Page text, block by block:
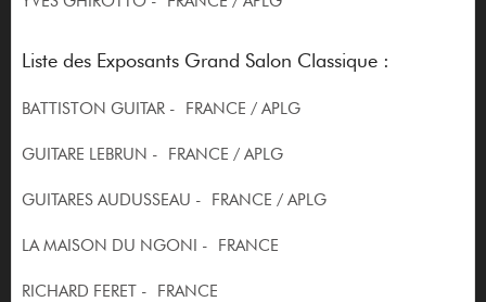
Liste des Exposants Grand Salon Classique :
BATTISTON GUITAR - FRANCE / APLG
GUITARE LEBRUN - FRANCE / APLG
GUITARES AUDUSSEAU - FRANCE / APLG
LA MAISON DU NGONI - FRANCE
RICHARD FERET - FRANCE